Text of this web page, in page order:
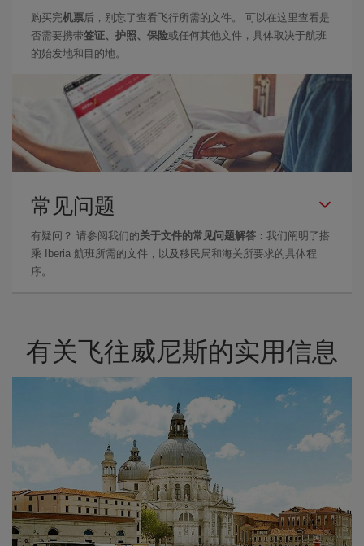
购买完机票后，别忘了查看飞行所需的文件。 可以在这里查看是
否需要携带签证、护照、保险或任何其他文件，具体取决于航班
的始发地和目的地。
常见问题
有疑问？ 请参阅我们的关于文件的常见问题解答 ：我们阐明了搭
乘 Iberia 航班所需的文件，以及移民局和海关所要求的具体程
序。
有关飞往威尼斯的实用信息